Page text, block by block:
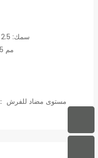
1: TPU: سمك: 2.5 ملم ， الصف 4.5 مادة مضادة
2: الكمبيوتر: السماكة: 2.0 مم ، TPE: 1.5 مم